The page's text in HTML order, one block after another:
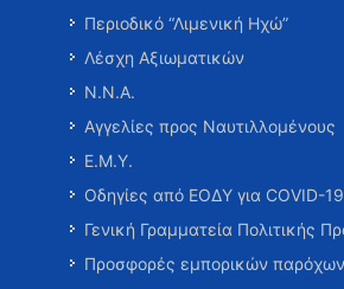
Περιοδικό “Λιμενική Ηχώ”
Λέσχη Αξιωματικών
Ν.Ν.Α.
Αγγελίες προς Ναυτιλλομένους
Ε.Μ.Υ.
Οδηγίες από ΕΟΔΥ για COVID-19
Γενική Γραμματεία Πολιτικής
Προσφορές εμπορικών παρόχων